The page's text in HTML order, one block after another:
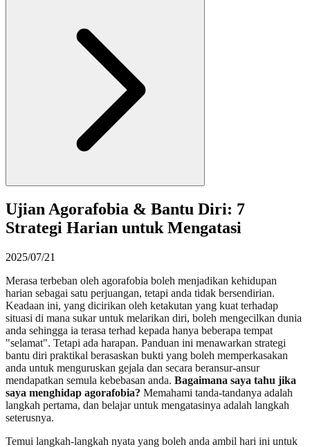
Ujian Agorafobia & Bantu Diri: 7
Strategi Harian untuk Mengatasi
2025/07/21
Merasa terbeban oleh agorafobia boleh menjadikan kehidupan
harian sebagai satu perjuangan, tetapi anda tidak bersendirian.
Keadaan ini, yang dicirikan oleh ketakutan yang kuat terhadap
situasi di mana sukar untuk melarikan diri, boleh mengecilkan dunia
anda sehingga ia terasa terhad kepada hanya beberapa tempat
"selamat". Tetapi ada harapan. Panduan ini menawarkan strategi
bantu diri praktikal berasaskan bukti yang boleh memperkasakan
anda untuk menguruskan gejala dan secara beransur-ansur
mendapatkan semula kebebasan anda. Bagaimana saya tahu jika
saya menghidap agorafobia? Memahami tanda-tandanya adalah
langkah pertama, dan belajar untuk mengatasinya adalah langkah
seterusnya.
Temui langkah-langkah nyata yang boleh anda ambil hari ini untuk